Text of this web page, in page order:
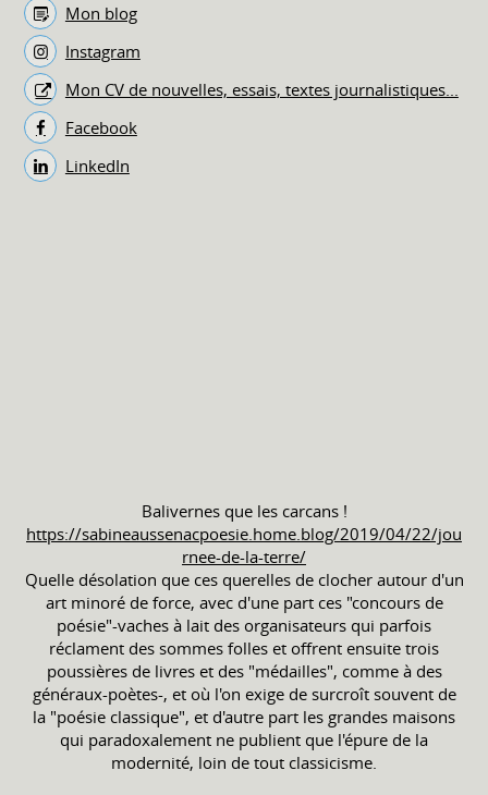
Mon blog
Instagram
Mon CV de nouvelles, essais, textes journalistiques...
Facebook
LinkedIn
Balivernes que les carcans !
https://sabineaussenacpoesie.home.blog/2019/04/22/jou
rnee-de-la-terre/
Quelle désolation que ces querelles de clocher autour d'un
art minoré de force, avec d'une part ces "concours de
poésie"-vaches à lait des organisateurs qui parfois
réclament des sommes folles et offrent ensuite trois
poussières de livres et des "médailles", comme à des
généraux-poètes-, et où l'on exige de surcroît souvent de
la "poésie classique", et d'autre part les grandes maisons
qui paradoxalement ne publient que l'épure de la
modernité, loin de tout classicisme.